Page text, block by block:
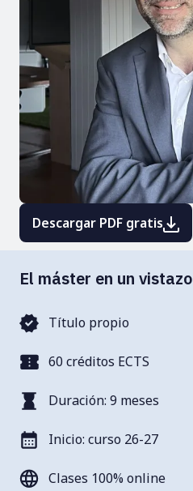
Descargar PDF gratis
El máster en un vistazo
Título propio
60 créditos ECTS
Duración: 9 meses
Inicio: curso 26-27
Clases 100% online